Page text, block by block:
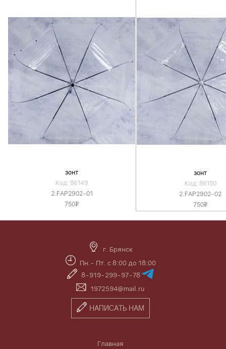
зонт
Код: 86149
2.FAP2902-01
750v
зонт
Код: 86150
2.FAP2902-02
750v
г. Брянск
Пн.- Пт. с 8:00 до 18:00
8-919-299-97-78
1972594@mail.ru
НАПИСАТЬ НАМ
Главная